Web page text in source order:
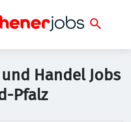
Handel Jobs
Pfalz